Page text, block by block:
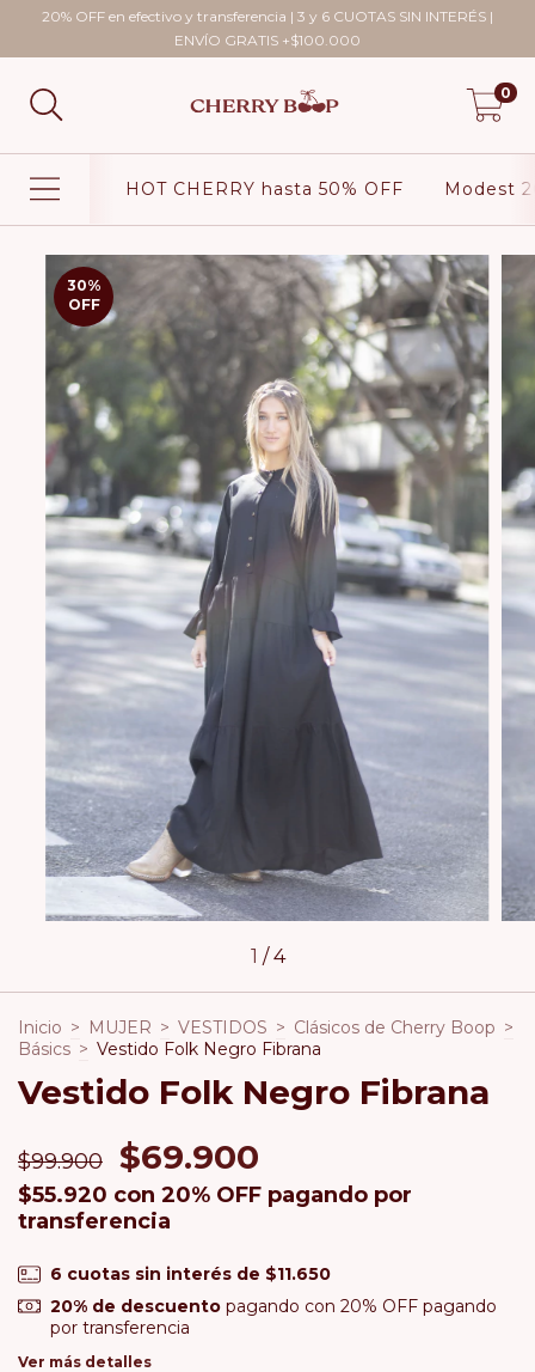
20% OFF en efectivo y transferencia | 3 y 6 CUOTAS SIN INTERÉS |
ENVÍO GRATIS +$100.000
0
HOT CHERRY hasta 50% OFF Modest
30%
OFF
1 /4
Inicio > MUJER > VESTIDOS > Clásicos de Cherry Boop >
Básics > Vestido Folk Negro Fibrana
Vestido Folk Negro Fibrana
$99.900 $69.900
$55.920 con 20% OFF pagando por
transferencia
6 cuotas sin interés de $11.650
20% de descuentopagando con 20% OFF pagando
por transferencia
Ver más detalles